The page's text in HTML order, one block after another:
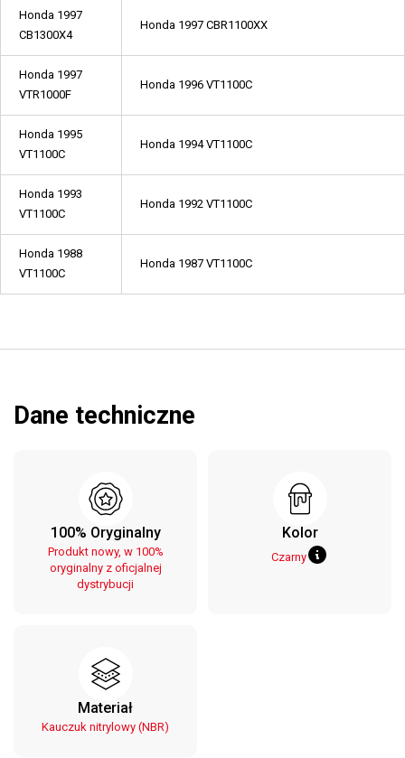
Honda 1997
CB1300X4
Honda 1997 CBR1100XX
Honda 1997
VTR1000F
Honda 1996 VT1100C
Honda 1995
VT1100C
Honda 1994 VT1100C
Honda 1993
VT1100C
Honda 1992 VT1100C
Honda 1988
VT1100C
Honda 1987 VT1100C
Dane techniczne
100% Oryginalny
Produkt nowy, w 100%
oryginalny z oficjalnej
dystrybucji
Kolor
Czarny
Materiał
Kauczuk nitrylowy (NBR)